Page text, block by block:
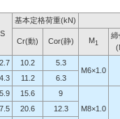
S
基本定格荷重(kN)
Cr(動) Cor(静) M1
締
10.2
5.3
M6×1.0
11.2 6.3
15.6
9
M8×1.0
20.6 12.3